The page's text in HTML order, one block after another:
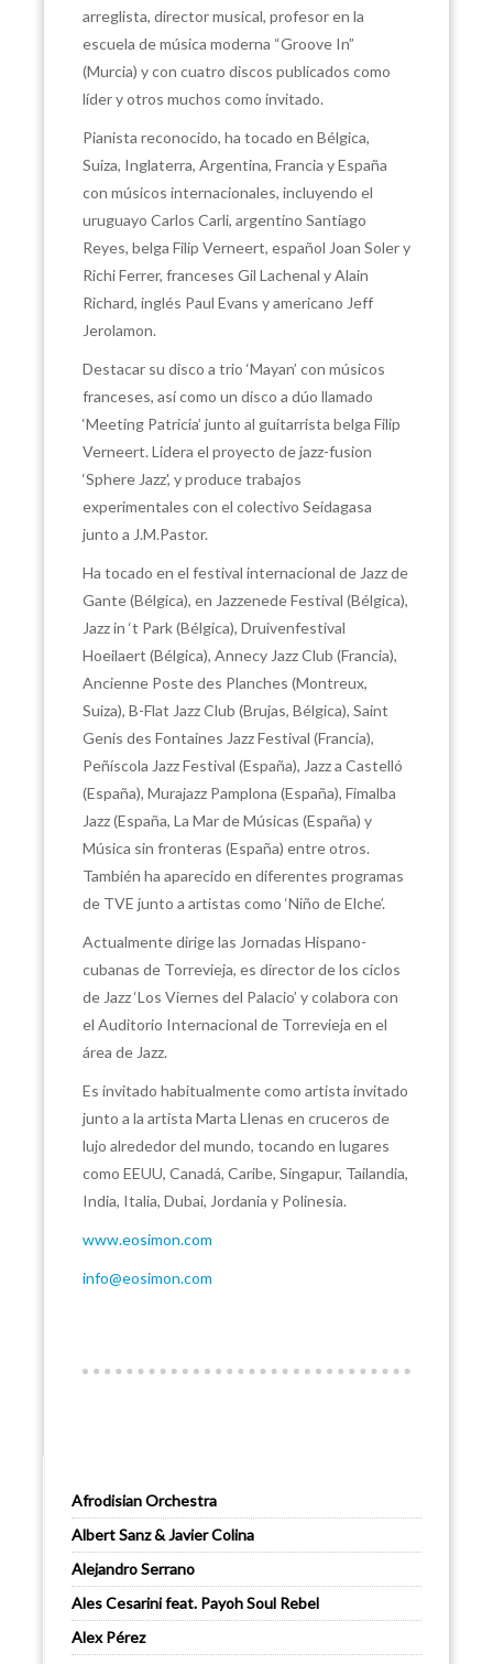
arreglista, director musical, profesor en la
escuela de música moderna “Groove In”
(Murcia) y con cuatro discos publicados como
líder y otros muchos como invitado.
Pianista reconocido, ha tocado en Bélgica,
Suiza, Inglaterra, Argentina, Francia y España
con músicos internacionales, incluyendo el
uruguayo Carlos Carli, argentino Santiago
Reyes, belga Filip Verneert, español Joan Soler y
Richi Ferrer, franceses Gil Lachenal y Alain
Richard, inglés Paul Evans y americano Jeff
Jerolamon.
Destacar su disco a trio ‘Mayan’ con músicos
franceses, así como un disco a dúo llamado
‘Meeting Patricia’ junto al guitarrista belga Filip
Verneert. Lidera el proyecto de jazz-fusion
‘Sphere Jazz', y produce trabajos
experimentales con el colectivo Seidagasa
junto a J.M.Pastor.
Ha tocado en el festival internacional de Jazz de
Gante (Bélgica), en Jazzenede Festival (Bélgica),
Jazz in ‘t Park (Bélgica), Druivenfestival
Hoeilaert (Bélgica), Annecy Jazz Club (Francia),
Ancienne Poste des Planches (Montreux,
Suiza), B-Flat Jazz Club (Brujas, Bélgica), Saint
Genis des Fontaines Jazz Festival (Francia),
Peñíscola Jazz Festival (España), Jazz a Castelló
(España), Murajazz Pamplona (España), Fimalba
Jazz (España, La Mar de Músicas (España) y
Música sin fronteras (España) entre otros.
También ha aparecido en diferentes programas
de TVE junto a artistas como ‘Niño de Elche’.
Actualmente dirige las Jornadas Hispano-
cubanas de Torrevieja, es director de los ciclos
de Jazz ‘Los Viernes del Palacio’ y colabora con
el Auditorio Internacional de Torrevieja en el
área de Jazz.
Es invitado habitualmente como artista invitado
junto a la artista Marta Llenas en cruceros de
lujo alrededor del mundo, tocando en lugares
como EEUU, Canadá, Caribe, Singapur, Tailandia,
India, Italia, Dubai, Jordania y Polinesia.
www.eosimon.com
info@eosimon.com
Afrodisian Orchestra
Albert Sanz & Javier Colina
Alejandro Serrano
Ales Cesarini feat. Payoh Soul Rebel
Alex Pérez